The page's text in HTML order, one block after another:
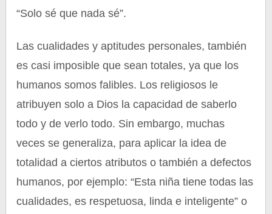
“Solo sé que nada sé”.
Las cualidades y aptitudes personales, también
es casi imposible que sean totales, ya que los
humanos somos falibles. Los religiosos le
atribuyen solo a Dios la capacidad de saberlo
todo y de verlo todo. Sin embargo, muchas
veces se generaliza, para aplicar la idea de
totalidad a ciertos atributos o también a defectos
humanos, por ejemplo: “Esta niña tiene todas las
cualidades, es respetuosa, linda e inteligente” o